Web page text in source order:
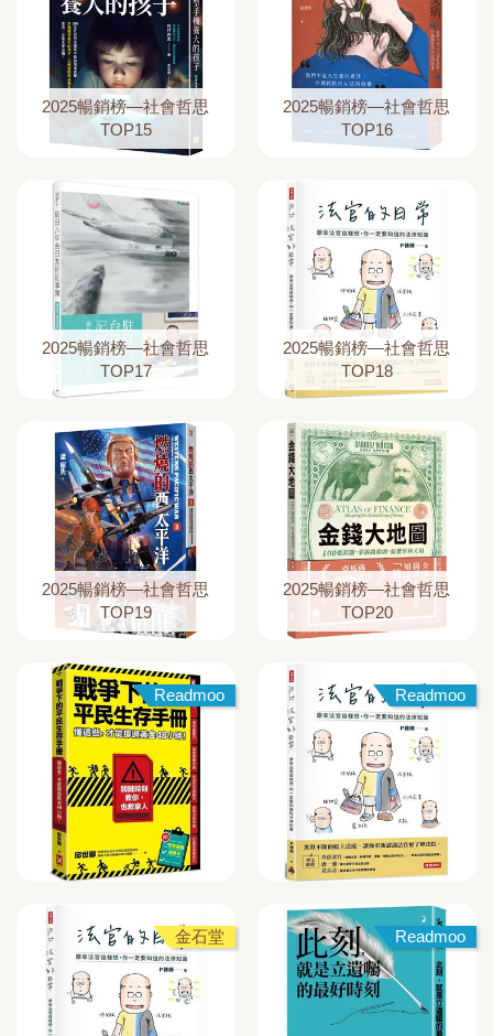
2025暢銷榜—社會哲思
TOP15
2025暢銷榜—社會哲思
TOP16
2025暢銷榜—社會哲思
TOP17
2025暢銷榜—社會哲思
TOP18
2025暢銷榜—社會哲思
TOP19
2025暢銷榜—社會哲思
TOP20
Readmoo Readmoo
金石堂 Readmoo